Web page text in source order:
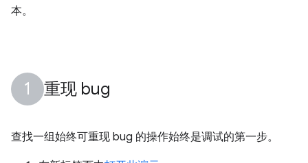
本。
重现 bug
查找一组始终可重现 bug 的操作始终是调试的第一步。